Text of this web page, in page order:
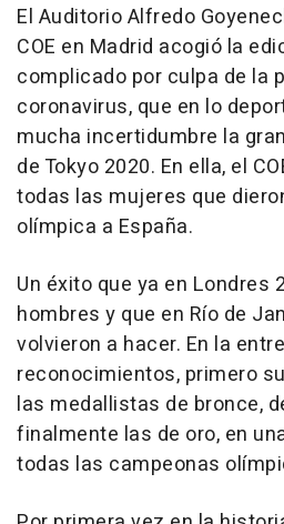
El Auditorio Alfredo
COE en Madrid acogió la
complicado por culpa de la
coronavirus, que en lo
mucha incertidumbre la
de Tokyo 2020. En ella, el
todas las mujeres que
olímpica a España.
Un éxito que ya en Londres
hombres y que en Río de
volvieron a hacer. En la
reconocimientos, primero
las medallistas de bronce,
finalmente las de oro, en
todas las campeonas